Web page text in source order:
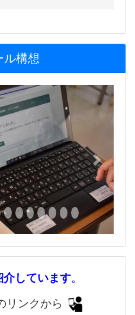
ル構想
Next
しています。
ンクから